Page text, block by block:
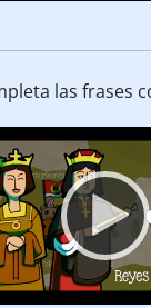
las frases